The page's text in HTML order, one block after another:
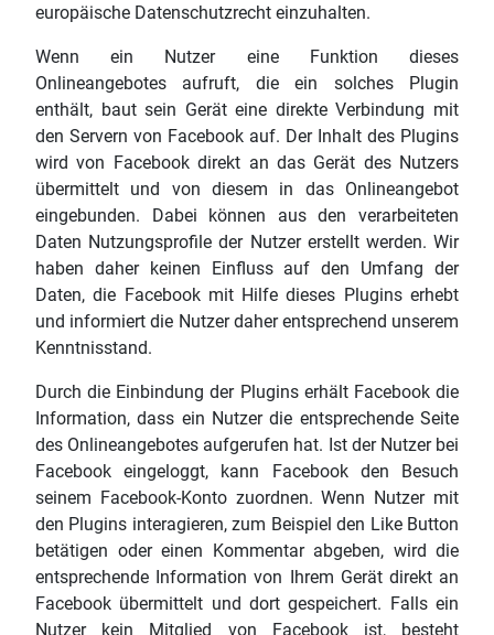
europäische Datenschutzrecht einzuhalten.
Wenn ein Nutzer eine Funktion dieses
Onlineangebotes aufruft, die ein solches Plugin
enthält, baut sein Gerät eine direkte Verbindung mit
den Servern von Facebook auf. Der Inhalt des Plugins
wird von Facebook direkt an das Gerät des Nutzers
übermittelt und von diesem in das Onlineangebot
eingebunden. Dabei können aus den verarbeiteten
Daten Nutzungsprofile der Nutzer erstellt werden. Wir
haben daher keinen Einfluss auf den Umfang der
Daten, die Facebook mit Hilfe dieses Plugins erhebt
und informiert die Nutzer daher entsprechend unserem
Kenntnisstand.
Durch die Einbindung der Plugins erhält Facebook die
Information, dass ein Nutzer die entsprechende Seite
des Onlineangebotes aufgerufen hat. Ist der Nutzer bei
Facebook eingeloggt, kann Facebook den Besuch
seinem Facebook-Konto zuordnen. Wenn Nutzer mit
den Plugins interagieren, zum Beispiel den Like Button
betätigen oder einen Kommentar abgeben, wird die
entsprechende Information von Ihrem Gerät direkt an
Facebook übermittelt und dort gespeichert. Falls ein
Nutzer kein Mitglied von Facebook ist, besteht